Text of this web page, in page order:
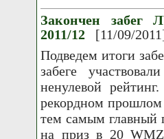
Закончен забег
2011/12
[11/09/
Подведем итоги
забеге
ненулевой
рекордном
тем самым главный
на приз в 20